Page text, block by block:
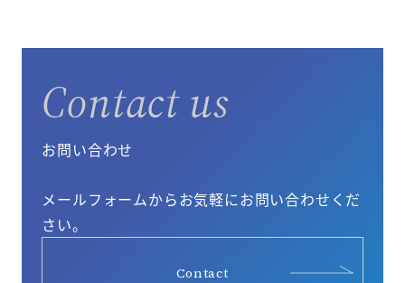
Contact us
お問い合わせ
メールフォームからお気軽にお問い合わせくだ
さい。
Contact